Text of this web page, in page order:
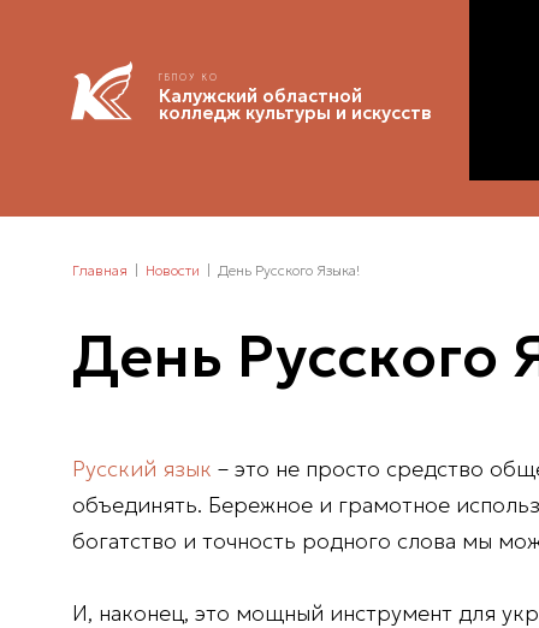
ГБПОУ КО
Калужский областной
колледж культуры и искусств
Главная Новости День Русского Языка!
День Русского
Русский язык – это не просто средство
объединять. Бережное и грамотное
богатство и точность родного слова мы
И, наконец, это мощный инструмент для